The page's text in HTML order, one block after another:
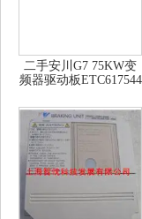
二手安川G7 75KW变
频器驱动板ETC617544